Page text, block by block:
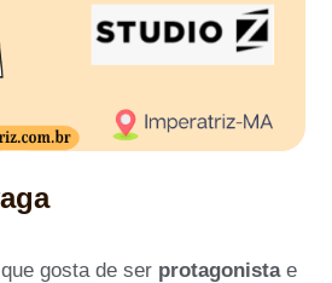
gosta de ser protagonista e